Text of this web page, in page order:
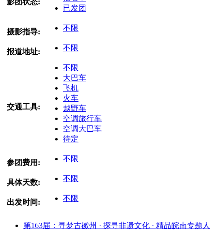
影团状态:
已发团
摄影指导: 不限
报道地址: 不限
交通工具:
不限
大巴车
飞机
火车
越野车
空调旅行车
空调大巴车
待定
参团费用: 不限
具体天数: 不限
出发时间: 不限
第163届：寻梦古徽州 · 探寻非遗文化 · 精品皖南专题人